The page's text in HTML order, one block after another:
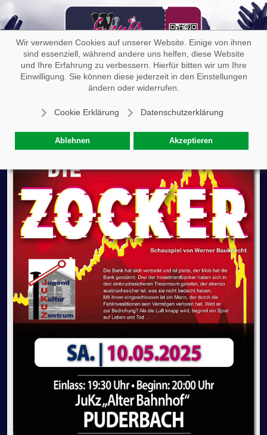
Wir verwenden Cookies auf unserer Website. Einige von ihnen
sind essenziell, während andere uns helfen, diese Website
und Ihre Erfahrung zu verbessern. Hierfür bitten wir um Ihre
Einwilligung. Sie können diese jederzeit in den Einstellungen
ändern oder widerrufen.
Cookie Erklärung Datenschutzerklärung
Ablehnen Akzeptieren
Off-
Die Zocker - Puderbach